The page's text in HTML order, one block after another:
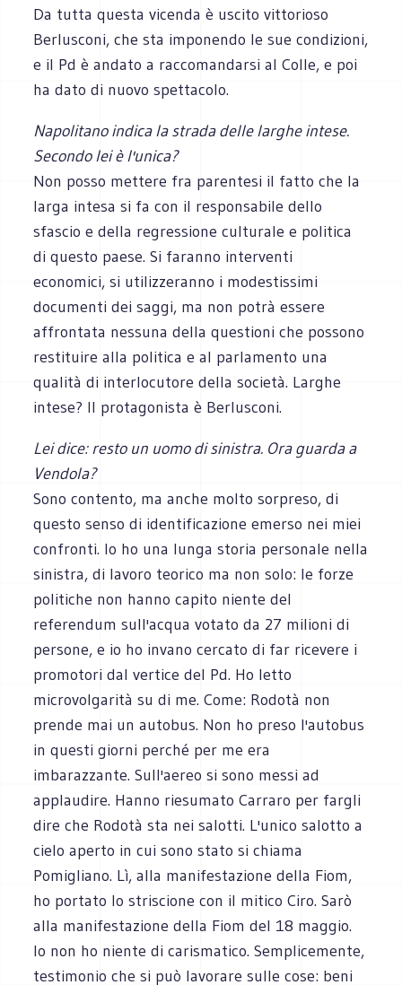
Da tutta questa vicenda è uscito vittorioso
Berlusconi, che sta imponendo le sue condizioni,
e il Pd è andato a raccomandarsi al Colle, e poi
ha dato di nuovo spettacolo.
Napolitano indica la strada delle larghe intese.
Secondo lei è l'unica?
Non posso mettere fra parentesi il fatto che la
larga intesa si fa con il responsabile dello
sfascio e della regressione culturale e politica
di questo paese. Si faranno interventi
economici, si utilizzeranno i modestissimi
documenti dei saggi, ma non potrà essere
affrontata nessuna della questioni che possono
restituire alla politica e al parlamento una
qualità di interlocutore della società. Larghe
intese? Il protagonista è Berlusconi.
Lei dice: resto un uomo di sinistra. Ora guarda a
Vendola?
Sono contento, ma anche molto sorpreso, di
questo senso di identificazione emerso nei miei
confronti. Io ho una lunga storia personale nella
sinistra, di lavoro teorico ma non solo: le forze
politiche non hanno capito niente del
referendum sull'acqua votato da 27 milioni di
persone, e io ho invano cercato di far ricevere i
promotori dal vertice del Pd. Ho letto
microvolgarità su di me. Come: Rodotà non
prende mai un autobus. Non ho preso l'autobus
in questi giorni perché per me era
imbarazzante. Sull'aereo si sono messi ad
applaudire. Hanno riesumato Carraro per fargli
dire che Rodotà sta nei salotti. L'unico salotto a
cielo aperto in cui sono stato si chiama
Pomigliano. Lì, alla manifestazione della Fiom,
ho portato lo striscione con il mitico Ciro. Sarò
alla manifestazione della Fiom del 18 maggio.
Io non ho niente di carismatico. Semplicemente,
testimonio che si può lavorare sulle cose: beni